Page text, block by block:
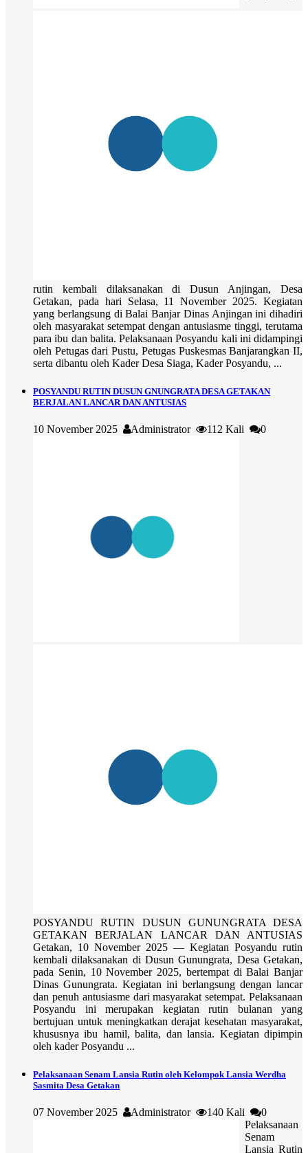
rutin kembali dilaksanakan di Dusun Anjingan, Desa
Getakan, pada hari Selasa, 11 November 2025. Kegiatan
yang berlangsung di Balai Banjar Dinas Anjingan ini dihadiri
oleh masyarakat setempat dengan antusiasme tinggi, terutama
para ibu dan balita. Pelaksanaan Posyandu kali ini didampingi
oleh Petugas dari Pustu, Petugas Puskesmas Banjarangkan II,
serta dibantu oleh Kader Desa Siaga, Kader Posyandu, ...
POSYANDU RUTIN DUSUN GNUNGRATA DESA GETAKAN
BERJALAN LANCAR DAN ANTUSIAS
10 November 2025 Administrator 112 Kali 0
POSYANDU RUTIN DUSUN GUNUNGRATA DESA
GETAKAN BERJALAN LANCAR DAN ANTUSIAS
Getakan, 10 November 2025 — Kegiatan Posyandu rutin
kembali dilaksanakan di Dusun Gunungrata, Desa Getakan,
pada Senin, 10 November 2025, bertempat di Balai Banjar
Dinas Gunungrata. Kegiatan ini berlangsung dengan lancar
dan penuh antusiasme dari masyarakat setempat. Pelaksanaan
Posyandu ini merupakan kegiatan rutin bulanan yang
bertujuan untuk meningkatkan derajat kesehatan masyarakat,
khususnya ibu hamil, balita, dan lansia. Kegiatan dipimpin
oleh kader Posyandu ...
Pelaksanaan Senam Lansia Rutin oleh Kelompok Lansia Werdha
Sasmita Desa Getakan
07 November 2025 Administrator 140 Kali
0
Pelaksanaan
Senam
Lansia Rutin